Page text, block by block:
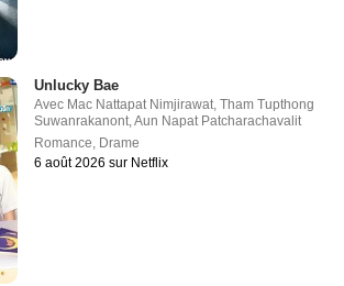
Unlucky Bae
Avec Mac Nattapat Nimjirawat,Tham Tupthong
Suwanrakanont,Aun Napat Patcharachavalit
Romance, Drame
6 août 2026 sur Netflix